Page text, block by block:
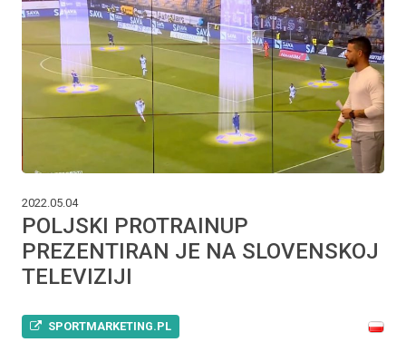
2022.05.04
POLJSKI PROTRAINUP
PREZENTIRAN JE NA SLOVENSKOJ
TELEVIZIJI
SPORTMARKETING.PL